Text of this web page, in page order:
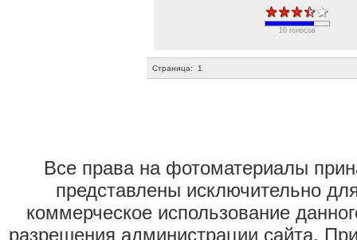
10 голосов
Страница: 1
Все права на фотоматериалы
представлены исключительно
коммерческое использование
разрешения администрации сайта.